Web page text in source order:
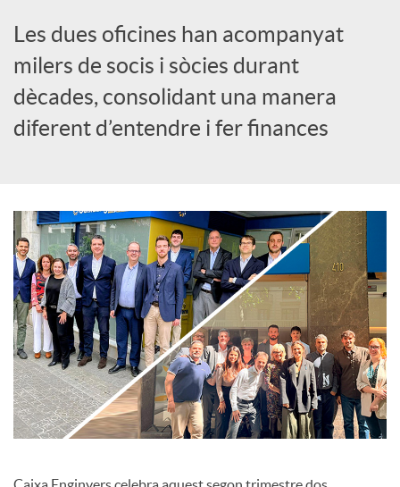
d
o
r
e
c
o
n
Les dues oficines han acompanyat
milers de socis i sòcies durant
dècades, consolidant una manera
diferent d’entendre i fer finances